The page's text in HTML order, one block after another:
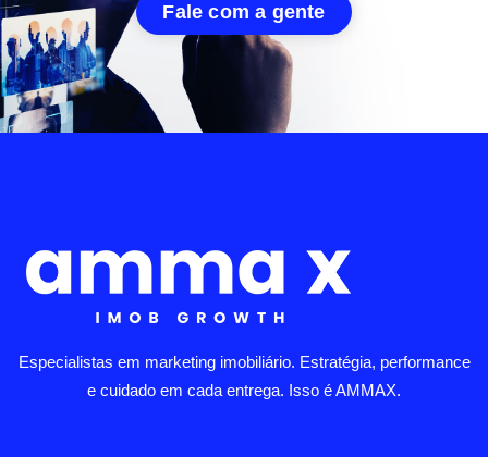
Fale com a gente
Especialistas em marketing imobiliário. Estratégia, performance
e cuidado em cada entrega. Isso é AMMAX.